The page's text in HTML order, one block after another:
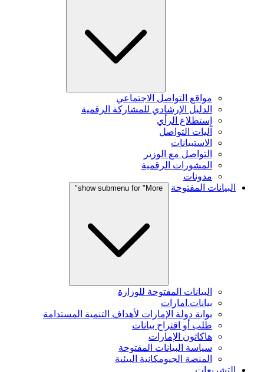
مواقع التواصل الاجتماعي
الدليل الإرشادي للمشاركة الرقمية
إستطلاع الرأي
آليات التواصل
الاستبيانات
التواصل مع الوزير
المشورات الرقمية
مدونات
البيانات المفتوحة
show submenu for "More"
البيانات المفتوحة للوزارة
بيانات.امارات
بوابة دولة الإمارات لأهداف التنمية المستدامة
طلب أو اقتراح بيانات
هاكاثون الإمارات
سياسة البيانات المفتوحة
المنصة الجيومكانية البيئية